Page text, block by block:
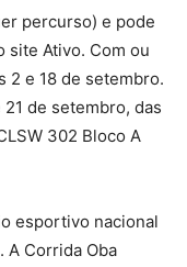
percurso) e pode
site Ativo. Com ou
2 e 18 de setembro.
de setembro, das
302 Bloco A
esportivo nacional
A Corrida Oba